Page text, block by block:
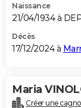
Naissance
21/04/1934 à
Décès
17/12/2024 à
Maria
Créer une